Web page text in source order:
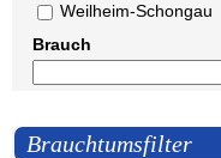
Weilheim-Schongau
Brauch
Brauchtumsfilter